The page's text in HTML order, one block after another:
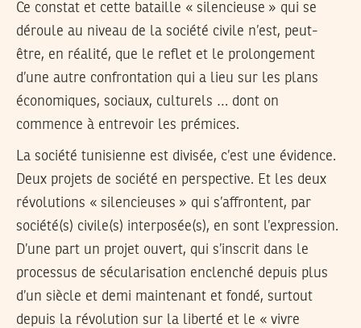
Ce constat et cette bataille « silencieuse » qui se
déroule au niveau de la société civile n’est, peut-
être, en réalité, que le reflet et le prolongement
d’une autre confrontation qui a lieu sur les plans
économiques, sociaux, culturels … dont on
commence à entrevoir les prémices.
La société tunisienne est divisée, c’est une évidence.
Deux projets de société en perspective. Et les deux
révolutions « silencieuses » qui s’affrontent, par
société(s) civile(s) interposée(s), en sont l’expression.
D’une part un projet ouvert, qui s’inscrit dans le
processus de sécularisation enclenché depuis plus
d’un siècle et demi maintenant et fondé, surtout
depuis la révolution sur la liberté et le « vivre